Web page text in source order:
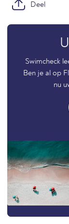
Deel
Swimcheck
Ben je al op
nu